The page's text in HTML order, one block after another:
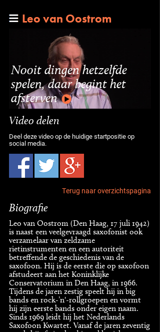
Leo van Oostrom
Nooit dingen hetzelfde
spelen, daar begint het
afsterven
Video delen
Deel deze video op de huidige startpositie op
social media.
Terug naar overzichtspagina
Biografie
Leo van Oostrom (Den Haag, 17 juli 1942)
is naast een veelgevraagd saxofonist ook
verzamelaar van zeldzame
rietinstrumenten en een autoriteit
betreffende de geschiedenis van de
saxofoon. Hij is de eerste die op saxofoon
afstudeert aan het Koninklijke
Conservatorium in Den Haag, in 1966.
Tijdens de jaren zestig speelt hij in big
bands en rock-’n'-rollgroepen en vormt
hij zijn eerste bands onder eigen naam.
Sinds 1969 leidt hij het Nederlands
Saxofoon Kwartet. Vanaf de jaren zeventig